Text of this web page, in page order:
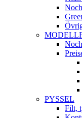
Noch
PYSSEL
Filt,